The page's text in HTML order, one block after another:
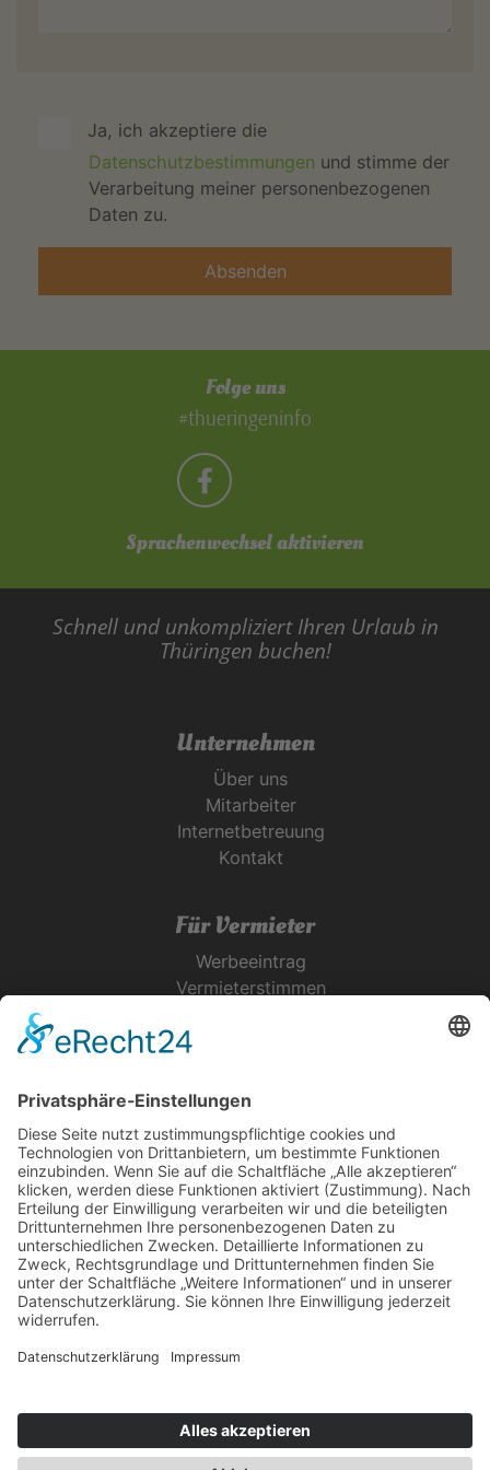
Ja, ich akzeptiere die
Datenschutzbestimmungen und stimme der
Verarbeitung meiner personenbezogenen
Daten zu.
Folge uns
#thueringeninfo
Sprachenwechsel aktivieren
Schnell und unkompliziert Ihren Urlaub in
Thüringen buchen!
Unternehmen
Über uns
Mitarbeiter
Internetbetreuung
Kontakt
Für Vermieter
Werbeeintrag
Vermieterstimmen
Urlaubsservice
Bücher, Karten & CD's
Ihre Anreise
Wetter
Links
Nutzungsbedingungen
Datenschutz
Reiseoasen.de